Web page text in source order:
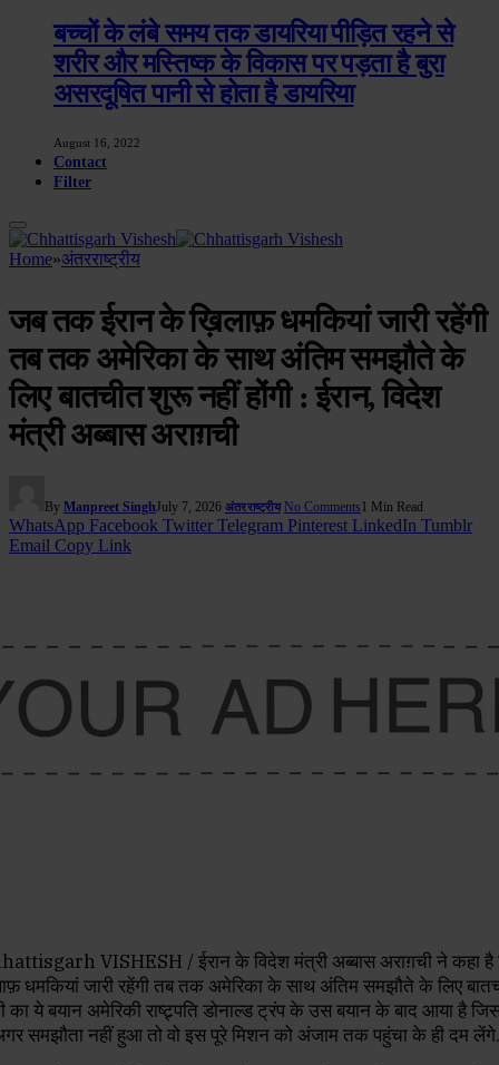
बच्चों के लंबे समय तक डायरिया पीड़ित रहने से
शरीर और मस्तिष्क के विकास पर पड़ता है बुरा
असरदूषित पानी से होता है डायरिया
August 16, 2022
Contact
Filter
Home»अंतरराष्ट्रीय
जब तक ईरान के ख़िलाफ़ धमकियां जारी रहेंगी
तब तक अमेरिका के साथ अंतिम समझौते के
लिए बातचीत शुरू नहीं होंगी : ईरान, विदेश
मंत्री अब्बास अराग़ची
By Manpreet SinghJuly 7, 2026 अंतरराष्ट्रीय No Comments1 Min Read
WhatsApp Facebook Twitter Telegram Pinterest LinkedIn Tumblr
Email Copy Link
VISHESH / ईरान के विदेश मंत्री अब्बास अराग़ची ने कहा
धमकियां जारी रहेंगी तब तक अमेरिका के साथ अंतिम समझौते के लिए
का ये बयान अमेरिकी राष्ट्र्पति डोनाल्ड ट्रंप के उस बयान के बाद आया है
समझौता नहीं हुआ तो वो इस पूरे मिशन को अंजाम तक पहुंचा के ही दम लेंगे.